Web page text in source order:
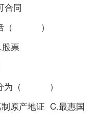
同
括（ ）
票
分为（ ）
产地证 C.最惠国